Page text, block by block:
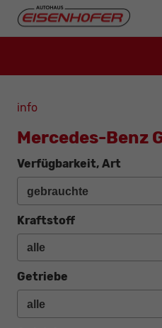
info
Mercedes-Benz
Verfügbarkeit, Art
Kraftstoff
Getriebe